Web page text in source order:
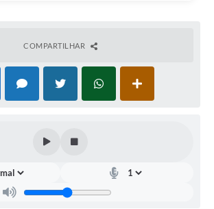
COMPARTILHAR